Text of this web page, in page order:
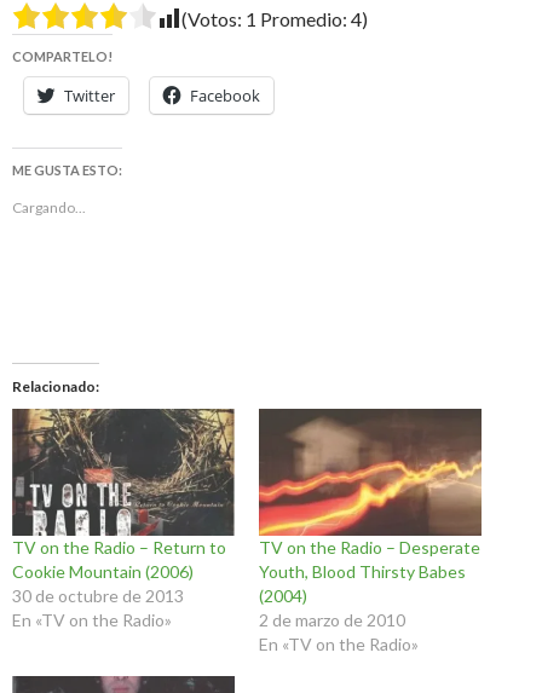
(Votos: 1 Promedio: 4)
COMPARTELO!
Twitter Facebook
ME GUSTA ESTO:
Cargando...
Relacionado
TV on the Radio – Return to
Cookie Mountain (2006)
30 de octubre de 2013
En «TV on the Radio»
TV on the Radio – Desperate
Youth, Blood Thirsty Babes
(2004)
2 de marzo de 2010
En «TV on the Radio»